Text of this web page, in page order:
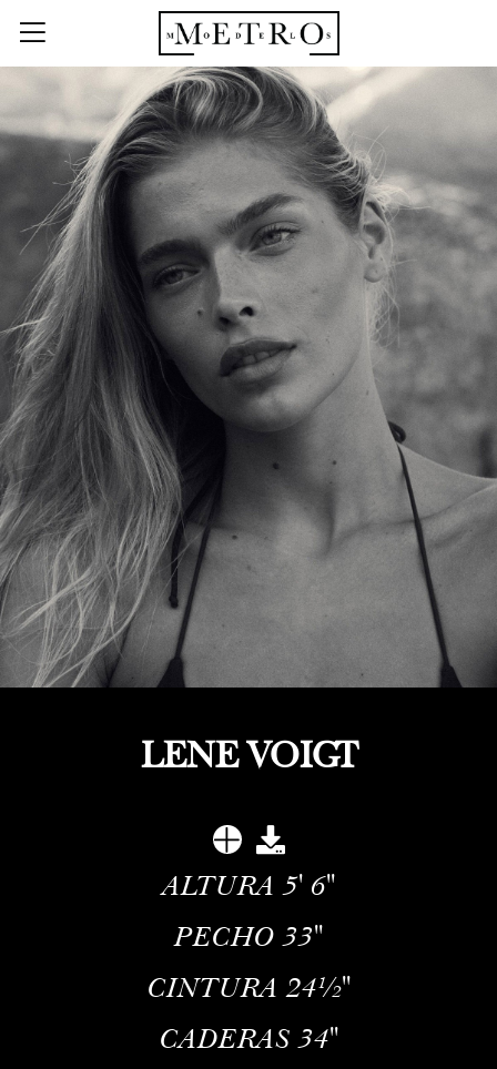
LENE VOIGT
ALTURA 5' 6''
PECHO 33''
CINTURA 24½''
CADERAS 34''